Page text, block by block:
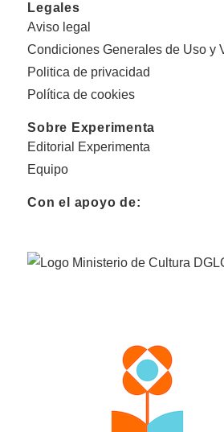
Legales
Aviso legal
Condiciones Generales de Uso y
Politica de privacidad
Política de cookies
Sobre Experimenta
Editorial Experimenta
Equipo
Con el apoyo de: